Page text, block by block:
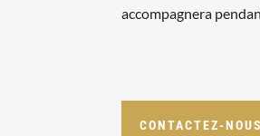
accompagnera
CONTACTEZ-NOUS